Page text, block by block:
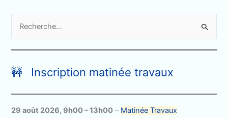
c
h
e
r
c
🚧 Inscription matinée travaux
29 août 2026, 9h00–13h00 – Matinée Travaux